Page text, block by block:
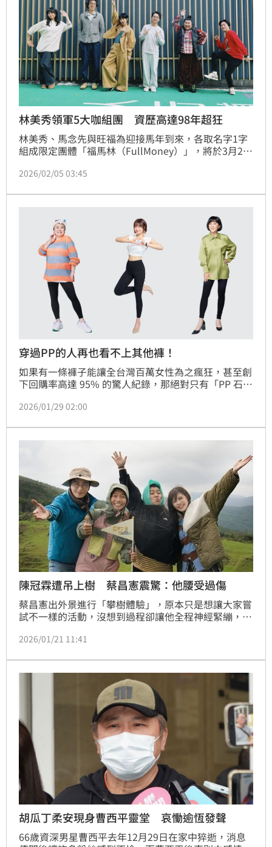
林美秀領軍5大咖組團 資歷高達98年超狂
林美秀、馬念先與旺福為迎接馬年到來，各取名字1字
組成限定團體「福馬林（FullMoney）」，將於3月29
團名自帶「馬」字，英文團名還特別以諧音梗取為
然叫福馬林，在台上做任何安排都是合理的！」
2026/02/05 03:45
穿過PP的人再也看不上其他褲！
如果有一條褲子能讓全台灣百萬女性為之瘋狂，甚至創
下回購率高達 95% 的驚人紀錄，那絕對只有「PP 石墨
PP 品牌簡直寫下了一頁傳奇。當年領先業界將諾貝爾
法」，一舉打破了市場上塑身褲總是緊繃難耐、或內搭
褲毫無支撐力的僵局。
2026/01/29 02:00
陳冠霖遭吊上樹 蔡昌憲震驚：他腰受過傷
蔡昌憲出外景進行「攀樹體驗」，原本只是想讓大家嘗
試不一樣的活動，沒想到過程卻讓他全程神經緊繃，
透露，陳冠霖腰椎曾受過傷，林美秀被吊在半空中也明
程在旁協助、關心安全，只求大家能順利完成挑戰。
2026/01/21 11:41
胡瓜丁柔安現身曹西平靈堂 哀慟逾恆發聲
66歲資深男星曹西平去年12月29日在家中猝逝，消息